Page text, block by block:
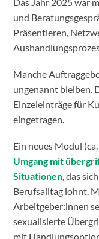
und
Präsentieren,
Manche
ungenannt bleiben.
Einzeleinträge für
eingetragen.
Ein neues Modul
Umgang mit
Situationen, das
Berufsalltag lohnt.
Arbeitgeber:innen
sexualisierte
mit